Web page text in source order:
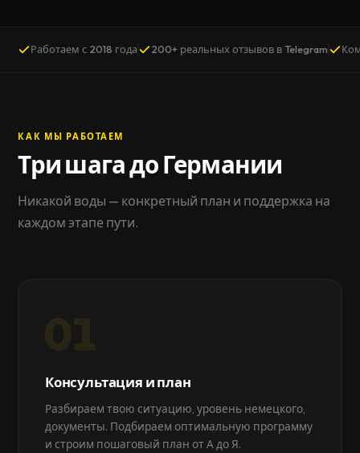
Работаем с 2018 года 200+ реальных отзывов в Telegram
КАК МЫ РАБОТАЕМ
Три шага до Германии
Никакой воды — конкретный план и поддержка на
каждом этапе пути.
Консультация и план
Разбираем твою ситуацию, уровень немецкого,
документы. Подбираем оптимальную программу
и строим пошаговый план от А до Я.